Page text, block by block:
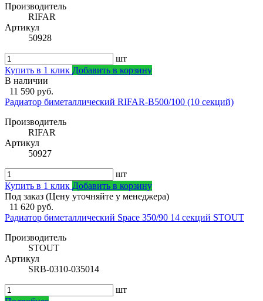
Производитель
RIFAR
Артикул
50928
шт
Купить в 1 клик Добавить в корзину
В наличии
11 590 руб.
Радиатор биметаллический RIFAR-В500/100 (10 секций)
Производитель
RIFAR
Артикул
50927
шт
Купить в 1 клик Добавить в корзину
Под заказ (Цену уточняйте у менеджера)
11 620 руб.
Радиатор биметаллический Space 350/90 14 секций STOUT
Производитель
STOUT
Артикул
SRB-0310-035014
шт